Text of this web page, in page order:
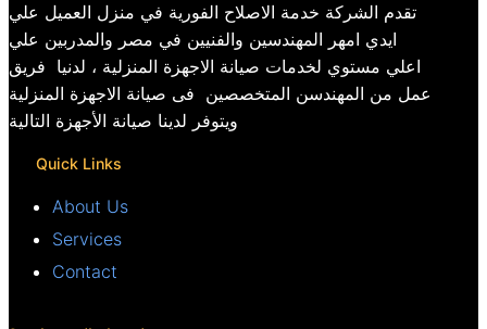
تقدم الشركة خدمة الاصلاح الفورية في منزل العميل علي
ايدي امهر المهندسين والفنيين في مصر والمدربين علي
اعلي مستوي لخدمات صيانة الاجهزة المنزلية ، لدنيا فريق
عمل من المهندسن المتخصصين فى صيانة الاجهزة المنزلية
ويتوفر لدينا صيانة الأجهزة التالية
Quick Links
About Us
Services
Contact